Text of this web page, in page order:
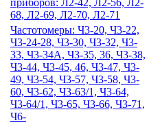
68, Л2-69, Л2-70, Л2-71
Частотомеры: Ч3-20, Ч3-22,
Ч3-24-28, Ч3-30, Ч3-32, Ч3-
33, Ч3-34А, Ч3-35, 36, Ч3-38,
Ч3-44, Ч3-45, 46, Ч3-47, Ч3-
49, Ч3-54, Ч3-57, Ч3-58, Ч3-
60, Ч3-62, Ч3-63/1, Ч3-64,
Ч3-64/1, Ч3-65, Ч3-66, Ч3-71,
Ч6-